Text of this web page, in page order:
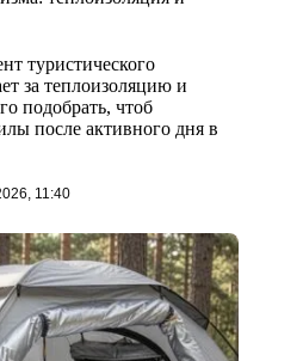
туристического
за теплоизоляцию и
подобрать, чтоб
после активного дня в
11:40